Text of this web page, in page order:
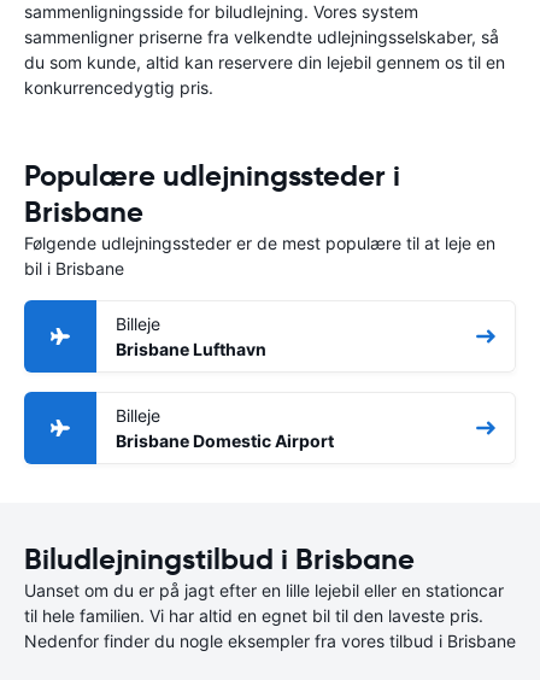
sammenligningsside for biludlejning. Vores system
sammenligner priserne fra velkendte udlejningsselskaber, så
du som kunde, altid kan reservere din lejebil gennem os til en
konkurrencedygtig pris.
Populære udlejningssteder i
Brisbane
Følgende udlejningssteder er de mest populære til at leje en
bil i Brisbane
Billeje
Brisbane Lufthavn
Billeje
Brisbane Domestic Airport
Biludlejningstilbud i Brisbane
Uanset om du er på jagt efter en lille lejebil eller en stationcar
til hele familien. Vi har altid en egnet bil til den laveste pris.
Nedenfor finder du nogle eksempler fra vores tilbud i Brisbane